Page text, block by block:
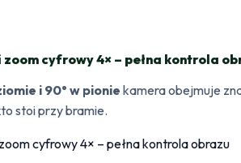
cyfrowy 4× – pełna kontrola
i 90° w pionie kamera obejmuje
stoi przy bramie.